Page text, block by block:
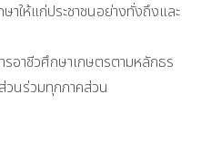
าให้แก่ประชาชนอย่างทั่งถึงและ
อาชีวศึกษาเกษตรตามหลักธร
วนร่วมทุกภาคส่วน